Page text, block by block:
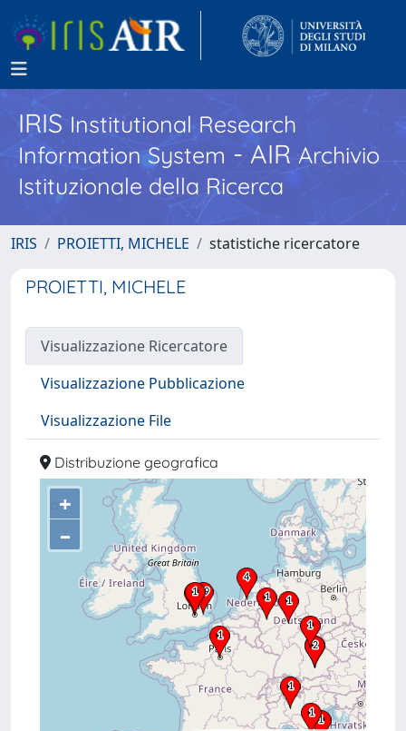
IRISInstitutional Research
Information System - AIR Archivio
Istituzionale della Ricerca
IRIS PROIETTI, MICHELE statistiche ricercatore
PROIETTI, MICHELE
Visualizzazione Ricercatore
Visualizzazione Pubblicazione
Visualizzazione File
Distribuzione geografica
+
–